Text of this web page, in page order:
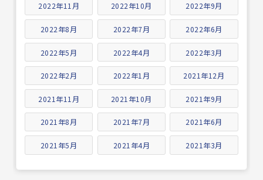
2022年11月 2022年10月 2022年9月
2022年8月 2022年7月 2022年6月
2022年5月 2022年4月 2022年3月
2022年2月 2022年1月 2021年12月
2021年11月 2021年10月 2021年9月
2021年8月 2021年7月 2021年6月
2021年5月 2021年4月 2021年3月